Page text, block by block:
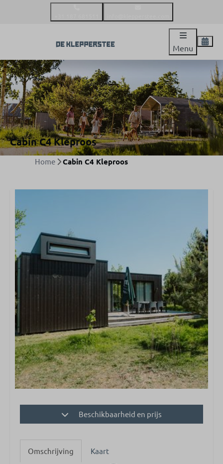
Menu
Cabin C4 Kleproos
Home Cabin C4 Kleproos
Beschikbaarheid en prijs
Omschrijving Kaart